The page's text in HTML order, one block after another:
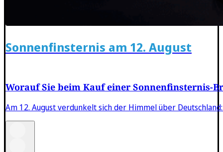
Sonnenfinsternis am 12. August
Worauf Sie beim Kauf einer Sonnenfinsternis-
Am 12. August verdunkelt sich der Himmel über